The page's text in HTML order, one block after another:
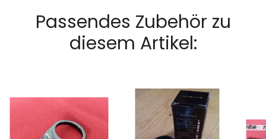
Passendes Zubehör zu
diesem Artikel: